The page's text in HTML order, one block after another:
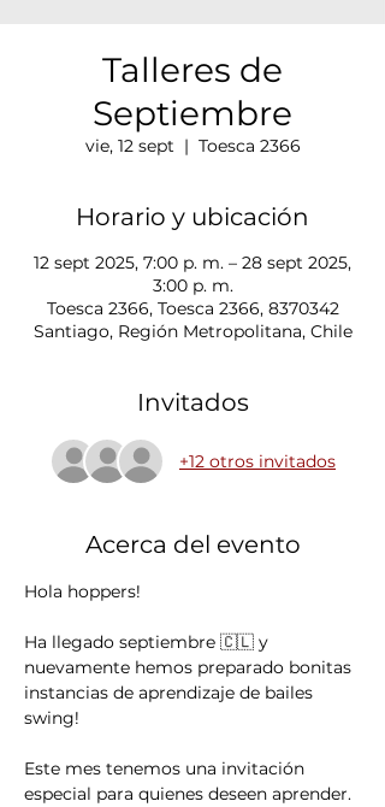
Talleres de
Septiembre
vie, 12 sept
  |
Toesca 2366
Horario y ubicación
12 sept 2025, 7:00 p. m. – 28 sept 2025,
3:00 p. m.
Toesca 2366, Toesca 2366, 8370342
Santiago, Región Metropolitana, Chile
Invitados
+12 otros invitados
Acerca del evento
Hola hoppers!
Ha llegado septiembre 🇨🇱 y
nuevamente hemos preparado bonitas
instancias de aprendizaje de bailes
swing!
Este mes tenemos una invitación
especial para quienes deseen aprender.